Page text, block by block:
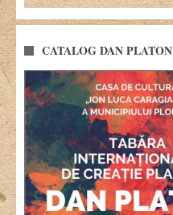
CATALOG DAN PLATON